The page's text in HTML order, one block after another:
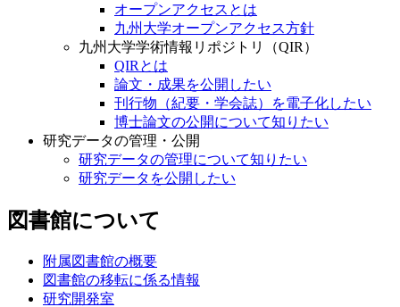
オープンアクセスとは
九州大学オープンアクセス方針
九州大学学術情報リポジトリ（QIR）
QIRとは
論文・成果を公開したい
刊行物（紀要・学会誌）を電子化したい
博士論文の公開について知りたい
研究データの管理・公開
研究データの管理について知りたい
研究データを公開したい
図書館について
附属図書館の概要
図書館の移転に係る情報
研究開発室